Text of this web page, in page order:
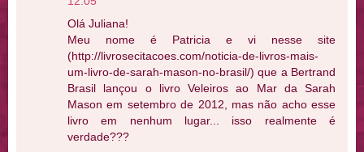
Olá Juliana!
Meu nome é Patricia e vi nesse site
(http://livrosecitacoes.com/noticia-de-livros-mais-
um-livro-de-sarah-mason-no-brasil/) que a Bertrand
Brasil lançou o livro Veleiros ao Mar da Sarah
Mason em setembro de 2012, mas não acho esse
livro em nenhum lugar... isso realmente é
verdade???